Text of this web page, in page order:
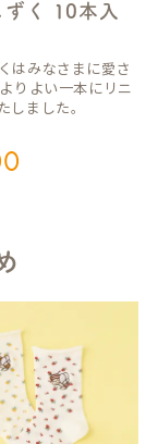
ずく 10本入
はみなさまに愛さ
りよい一本にリニ
しました。